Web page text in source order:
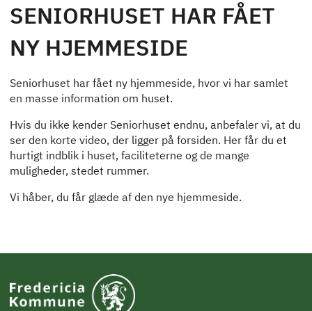
SENIORHUSET HAR FÅET
NY HJEMMESIDE
Seniorhuset har fået ny hjemmeside, hvor vi har samlet
en masse information om huset.
Hvis du ikke kender Seniorhuset endnu, anbefaler vi, at du
ser den korte video, der ligger på forsiden. Her får du et
hurtigt indblik i huset, faciliteterne og de mange
muligheder, stedet rummer.
Vi håber, du får glæde af den nye hjemmeside.